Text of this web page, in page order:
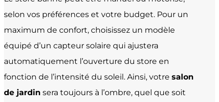
selon vos préférences et votre budget. Pour un
maximum de confort, choisissez un modèle
équipé d’un capteur solaire qui ajustera
automatiquement l’ouverture du store en
fonction de l’intensité du soleil. Ainsi, votre salon
de jardin sera toujours à l’ombre, quel que soit